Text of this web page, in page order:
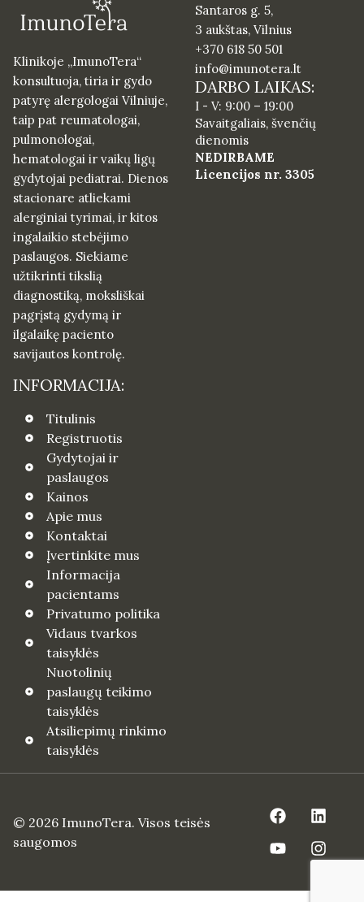
Klinikoje „ImunoTera“
konsultuoja, tiria ir gydo
patyrę alergologai Vilniuje,
taip pat reumatologai,
pulmonologai,
hematologai ir vaikų ligų
gydytojai pediatrai. Dienos
stacionare atliekami
alerginiai tyrimai, ir kitos
ingalaikio stebėjimo
paslaugos. Siekiame
užtikrinti tikslią
diagnostiką, moksliškai
pagrįstą gydymą ir
ilgalaikę paciento
savijautos kontrolę.
INFORMACIJA:
Titulinis
Registruotis
Gydytojai ir
paslaugos
Kainos
Apie mus
Kontaktai
Įvertinkite mus
Informacija
pacientams
Privatumo politika
Vidaus tvarkos
taisyklės
Nuotolinių
paslaugų teikimo
taisyklės
Atsiliepimų rinkimo
taisyklės
Santaros g. 5,
3 aukštas, Vilnius
+370 618 50 501
info@imunotera.lt
DARBO LAIKAS:
I - V: 9:00 – 19:00
Savaitgaliais, švenčių
dienomis
NEDIRBAME
Licencijos nr. 3305
© 2026 ImunoTera. Visos teisės
saugomos